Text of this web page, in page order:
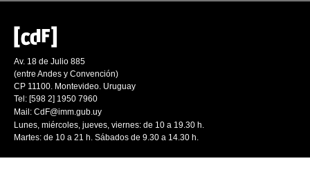
Av. 18 de Julio 885
(entre Andes y Convención)
CP 11100. Montevideo. Uruguay
Tel: [598 2] 1950 7960
Mail: CdF@imm.gub.uy
Lunes, miércoles, jueves, viernes: de 10 a 19.30 h.
Martes: de 10 a 21 h. Sábados de 9.30 a 14.30 h.